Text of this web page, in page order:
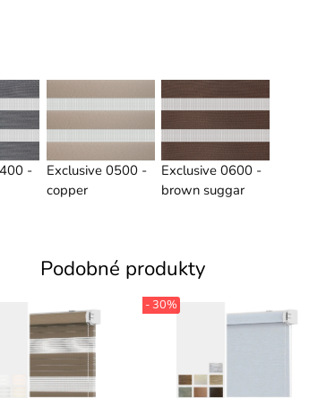
-
Exclusive 0500 -
copper
Exclusive 0600 -
brown suggar
Podobné produkty
- 30%